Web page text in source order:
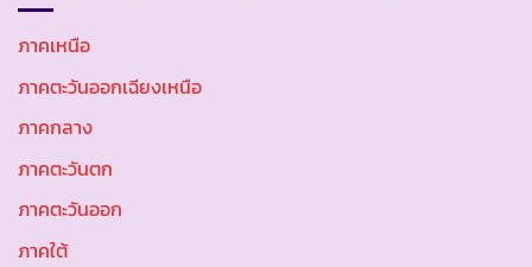
ภาคเหนือ
ภาคตะวันออกเฉียงเหนือ
ภาคกลาง
ภาคตะวันตก
ภาคตะวันออก
ภาคใต้